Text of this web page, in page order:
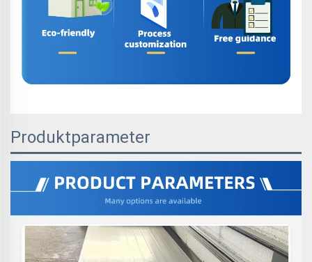
Produktparameter